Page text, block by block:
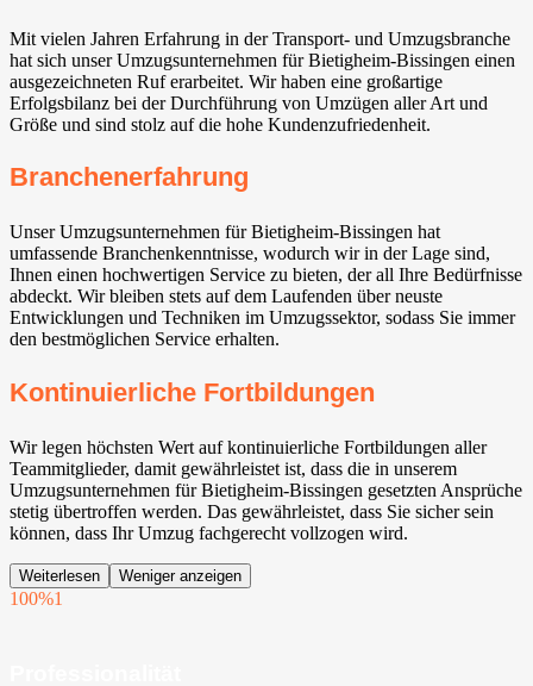
Mit vielen Jahren Erfahrung in der Transport- und Umzugsbranche
hat sich unser Umzugsunternehmen für Bietigheim-Bissingen⁠ einen
ausgezeichneten Ruf erarbeitet. Wir haben eine großartige
Erfolgsbilanz bei der Durchführung von Umzügen aller Art und
Größe und sind stolz auf die hohe Kundenzufriedenheit.
Branchenerfahrung
Unser Umzugsunternehmen für Bietigheim-Bissingen⁠ hat
umfassende Branchenkenntnisse, wodurch wir in der Lage sind,
Ihnen einen hochwertigen Service zu bieten, der all Ihre Bedürfnisse
abdeckt. Wir bleiben stets auf dem Laufenden über neuste
Entwicklungen und Techniken im Umzugssektor, sodass Sie immer
den bestmöglichen Service erhalten.
Kontinuierliche Fortbildungen
Wir legen höchsten Wert auf kontinuierliche Fortbildungen aller
Teammitglieder, damit gewährleistet ist, dass die in unserem
Umzugsunternehmen für Bietigheim-Bissingen⁠ gesetzten Ansprüche
stetig übertroffen werden. Das gewährleistet, dass Sie sicher sein
können, dass Ihr Umzug fachgerecht vollzogen wird.
Weiterlesen Weniger anzeigen
100%1